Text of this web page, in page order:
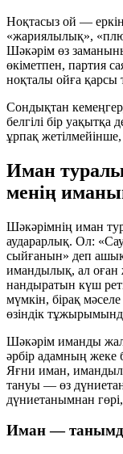
Ноқтасыз ой — еркін
«жариялылық»,
Шәкәрім өз
өкіметпен, партия
ноқталы ойға қарсы
Сондықтан
белгілі бір
ұрпақ
Иман
менің
Шәкәрімнің иман
аударарлық. Ол:
сыйғанын» деп
имандылық, ал
нандыратын күш
мүмкін, бірақ
өзіндік
Шәкәрім иманды
әрбір адамның жеке
Яғни иман,
тануы — өз
дүниетанымнан
Иман —